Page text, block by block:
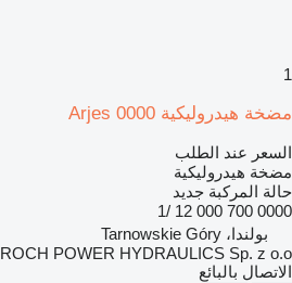
1
مضخة هيدروليكية Arjes 0000
السعر عند الطلب
مضخة هيدروليكية
حالة المركبة جديد
0000 700 000 12 /1
بولندا، Tarnowskie Góry
ROCH POWER HYDRAULICS Sp. z o.o.
الاتصال بالبائع